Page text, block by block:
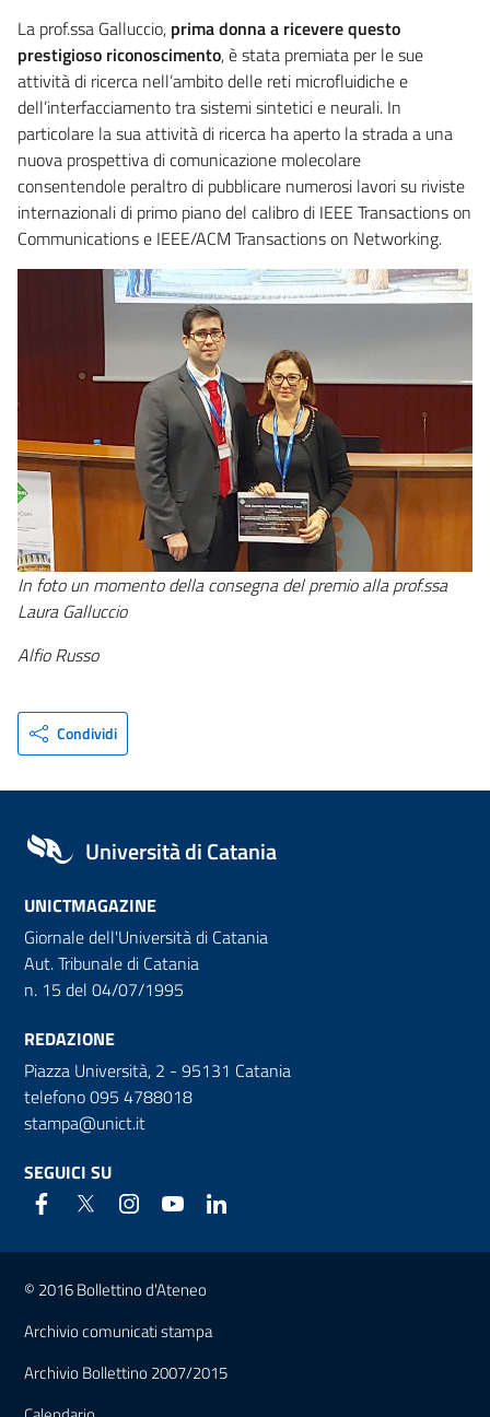
La prof.ssa Galluccio, prima donna a ricevere questo
prestigioso riconoscimento, è stata premiata per le sue
attività di ricerca nell’ambito delle reti microfluidiche e
dell’interfacciamento tra sistemi sintetici e neurali. In
particolare la sua attività di ricerca ha aperto la strada a una
nuova prospettiva di comunicazione molecolare
consentendole peraltro di pubblicare numerosi lavori su riviste
internazionali di primo piano del calibro di IEEE Transactions on
Communications e IEEE/ACM Transactions on Networking.
In foto un momento della consegna del premio alla prof.ssa
Laura Galluccio
Alfio Russo
Condividi
Università di Catania
UNICTMAGAZINE
Giornale dell'Università di Catania
Aut. Tribunale di Catania
n. 15 del 04/07/1995
REDAZIONE
Piazza Università, 2 - 95131 Catania
telefono 095 4788018
stampa@unict.it
SEGUICI SU
Link e informazioni utili
© 2016 Bollettino d'Ateneo
Archivio comunicati stampa
Archivio Bollettino 2007/2015